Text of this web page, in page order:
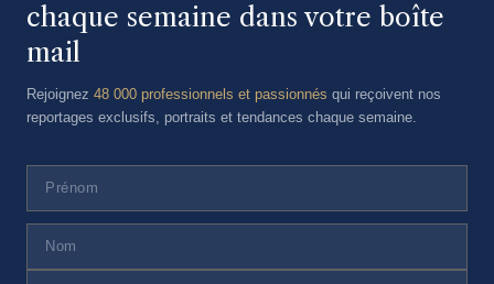
chaque semaine dans votre boîte
mail
Rejoignez 48 000 professionnels et passionnés qui reçoivent nos
reportages exclusifs, portraits et tendances chaque semaine.